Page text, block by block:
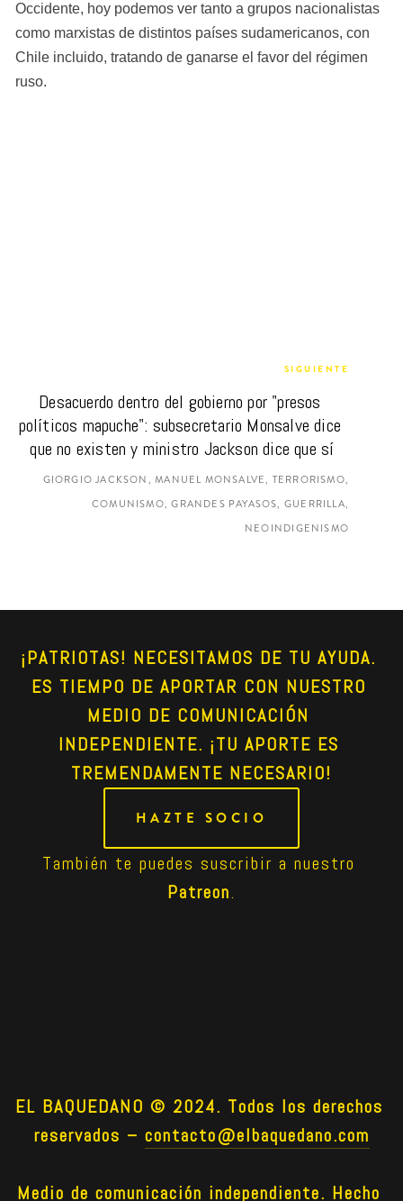
Occidente, hoy podemos ver tanto a grupos nacionalistas
como marxistas de distintos países sudamericanos, con
Chile incluido, tratando de ganarse el favor del régimen
ruso.
SIGUIENTE
Desacuerdo dentro del gobierno por "presos
políticos mapuche": subsecretario Monsalve dice
que no existen y ministro Jackson dice que sí
GIORGIO JACKSON, MANUEL MONSALVE, TERRORISMO,
COMUNISMO, GRANDES PAYASOS, GUERRILLA,
NEOINDIGENISMO
¡PATRIOTAS! NECESITAMOS DE TU AYUDA.
ES TIEMPO DE APORTAR CON NUESTRO
MEDIO DE COMUNICACIÓN
INDEPENDIENTE. ¡TU APORTE ES
TREMENDAMENTE NECESARIO!
HAZTE SOCIO
Patreon.
EL BAQUEDANO © 2024. Todos los derechos
reservados – contacto@elbaquedano.com
Medio de comunicación independiente. Hecho